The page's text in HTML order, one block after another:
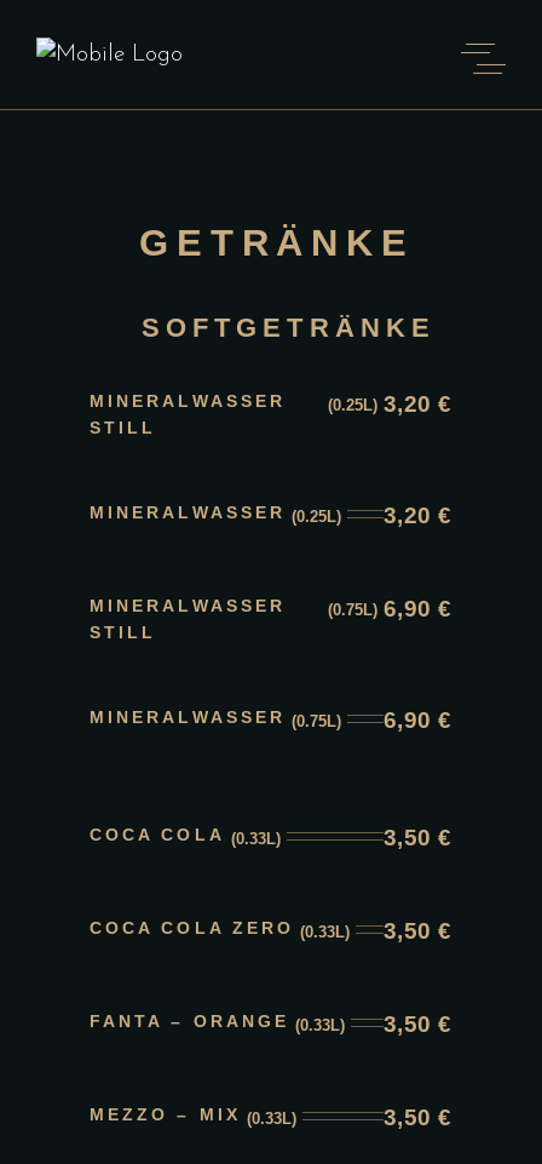
GETRÄNKE
SOFTGETRÄNKE
MINERALWASSER
STILL
(0.25L) 3,20€
MINERALWASSER (0.25L) 3,20€
MINERALWASSER
STILL
(0.75L) 6,90€
MINERALWASSER (0.75L) 6,90€
COCA COLA (0.33L) 3,50€
COCA COLA ZERO (0.33L) 3,50€
FANTA – ORANGE (0.33L) 3,50€
MEZZO – MIX (0.33L) 3,50€